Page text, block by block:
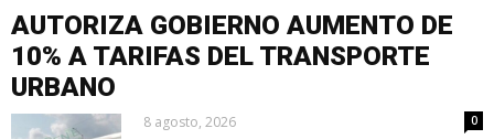
AUTORIZA GOBIERNO AUMENTO DE
10% A TARIFAS DEL TRANSPORTE
URBANO
8 agosto, 2026 0